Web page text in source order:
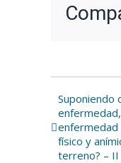
del
Evento
Suponiendo
físico y
terreno? – II